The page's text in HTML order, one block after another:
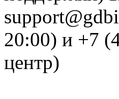
20:00) и +7
центр)